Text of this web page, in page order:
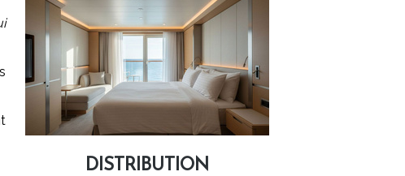
DISTRIBUTION